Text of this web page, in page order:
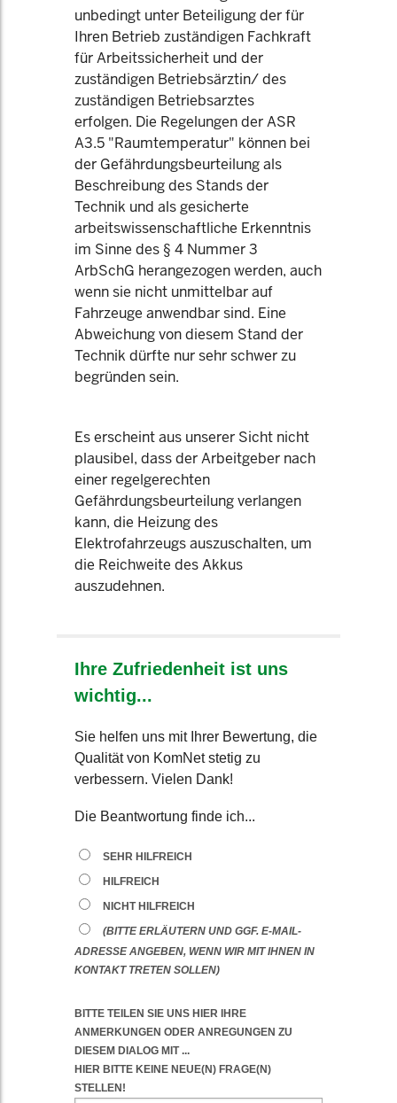
unbedingt unter Beteiligung der für
Ihren Betrieb zuständigen Fachkraft
für Arbeitssicherheit und der
zuständigen Betriebsärztin/ des
zuständigen Betriebsarztes
erfolgen. Die Regelungen der ASR
A3.5 "Raumtemperatur" können bei
der Gefährdungsbeurteilung als
Beschreibung des Stands der
Technik und als gesicherte
arbeitswissenschaftliche Erkenntnis
im Sinne des § 4 Nummer 3
ArbSchG herangezogen werden, auch
wenn sie nicht unmittelbar auf
Fahrzeuge anwendbar sind. Eine
Abweichung von diesem Stand der
Technik dürfte nur sehr schwer zu
begründen sein.
Es erscheint aus unserer Sicht nicht
plausibel, dass der Arbeitgeber nach
einer regelgerechten
Gefährdungsbeurteilung verlangen
kann, die Heizung des
Elektrofahrzeugs auszuschalten, um
die Reichweite des Akkus
auszudehnen.